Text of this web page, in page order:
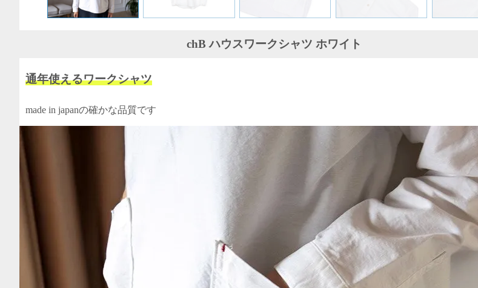
chB ハウスワークシャツ ホワイト
通年使えるワークシャツ
made in japanの確かな品質です